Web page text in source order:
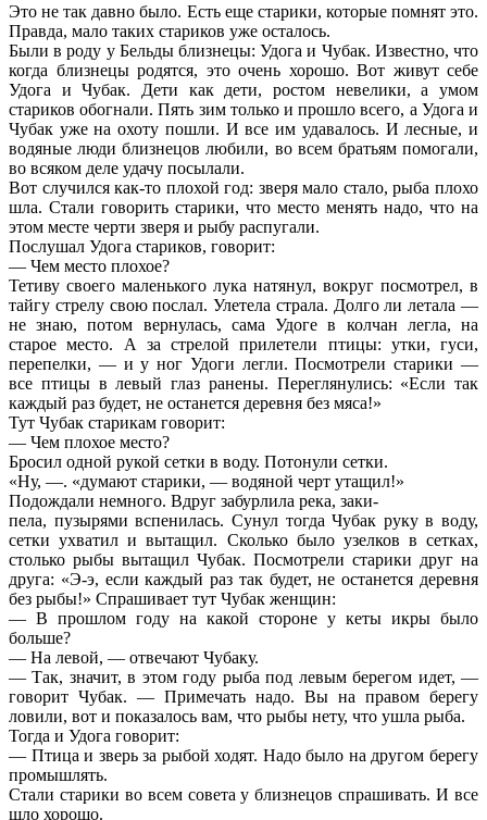
Это не так давно было. Есть еще старики, которые помнят это.
Правда, мало таких стариков уже осталось.
Были в роду у Бельды близнецы: Удога и Чубак. Известно, что
когда близнецы родятся, это очень хорошо. Вот живут себе
Удога и Чубак. Дети как дети, ростом невелики, а умом
стариков обогнали. Пять зим только и прошло всего, а Удога и
Чубак уже на охоту пошли. И все им удавалось. И лесные, и
водяные люди близнецов любили, во всем братьям помогали,
во всяком деле удачу посылали.
Вот случился как-то плохой год: зверя мало стало, рыба плохо
шла. Стали говорить старики, что место менять надо, что на
этом месте черти зверя и рыбу распугали.
Послушал Удога стариков, говорит:
— Чем место плохое?
Тетиву своего маленького лука натянул, вокруг посмотрел, в
тайгу стрелу свою послал. Улетела страла. Долго ли летала —
не знаю, потом вернулась, сама Удоге в колчан легла, на
старое место. А за стрелой прилетели птицы: утки, гуси,
перепелки, — и у ног Удоги легли. Посмотрели старики —
все птицы в левый глаз ранены. Переглянулись: «Если так
каждый раз будет, не останется деревня без мяса!»
Тут Чубак старикам говорит:
— Чем плохое место?
Бросил одной рукой сетки в воду. Потонули сетки.
«Ну, —. «думают старики, — водяной черт утащил!»
Подождали немного. Вдруг забурлила река, заки-
пела, пузырями вспенилась. Сунул тогда Чубак руку в воду,
сетки ухватил и вытащил. Сколько было узелков в сетках,
столько рыбы вытащил Чубак. Посмотрели старики друг на
друга: «Э-э, если каждый раз так будет, не останется деревня
без рыбы!» Спрашивает тут Чубак женщин:
— В прошлом году на какой стороне у кеты икры было
больше?
— На левой, — отвечают Чубаку.
— Так, значит, в этом году рыба под левым берегом идет, —
говорит Чубак. — Примечать надо. Вы на правом берегу
ловили, вот и показалось вам, что рыбы нету, что ушла рыба.
Тогда и Удога говорит:
— Птица и зверь за рыбой ходят. Надо было на другом берегу
промышлять.
Стали старики во всем совета у близнецов спрашивать. И все
шло хорошо.